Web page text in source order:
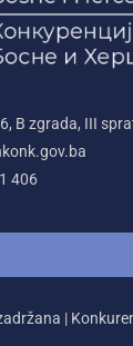
B zgrada, III
406
|